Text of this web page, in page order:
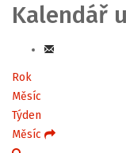
Kalendář
Rok
Měsíc
Týden
Měsíc